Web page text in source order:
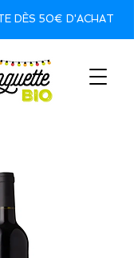
DÈS 50€ D'ACHAT